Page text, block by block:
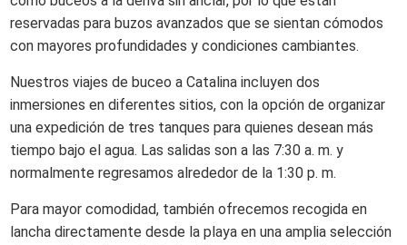
reservadas para buzos avanzados que se sientan cómodos
con mayores profundidades y condiciones cambiantes.
Nuestros viajes de buceo a Catalina incluyen dos
inmersiones en diferentes sitios, con la opción de organizar
una expedición de tres tanques para quienes desean más
tiempo bajo el agua. Las salidas son a las 7:30 a. m. y
normalmente regresamos alrededor de la 1:30 p. m.
Para mayor comodidad, también ofrecemos recogida en
lancha directamente desde la playa en una amplia selección